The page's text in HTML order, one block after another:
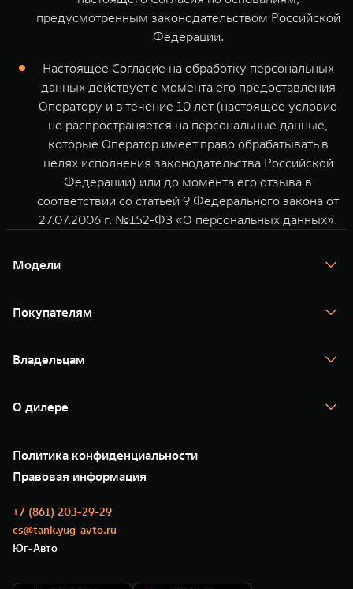
предусмотренным законодательством Российской
Федерации.
Настоящее Согласие на обработку персональных
данных действует с момента его предоставления
Оператору и в течение 10 лет (настоящее условие
не распространяется на персональные данные,
которые Оператор имеет право обрабатывать в
целях исполнения законодательства Российской
Федерации) или до момента его отзыва в
соответствии со статьей 9 Федерального закона от
27.07.2006 г. №152-ФЗ «О персональных данных».
Модели
TANK 400
TANK 500
Покупателям
Тест-драйв
TANK Финансы
Корпоративным клиентам
Зарядные станции
Владельцам
Помощь на дороге
Новые цифровые сервисы TANK
Сервис
Нулевое ТО
Моторные масла
О дилере
35 лет GWM
GWM ТЕХ ДЕНЬ
Новости
Политика конфиденциальности
Правовая информация
+7 (861) 203-29-29
cs@tank.yug-avto.ru
Юг-Авто